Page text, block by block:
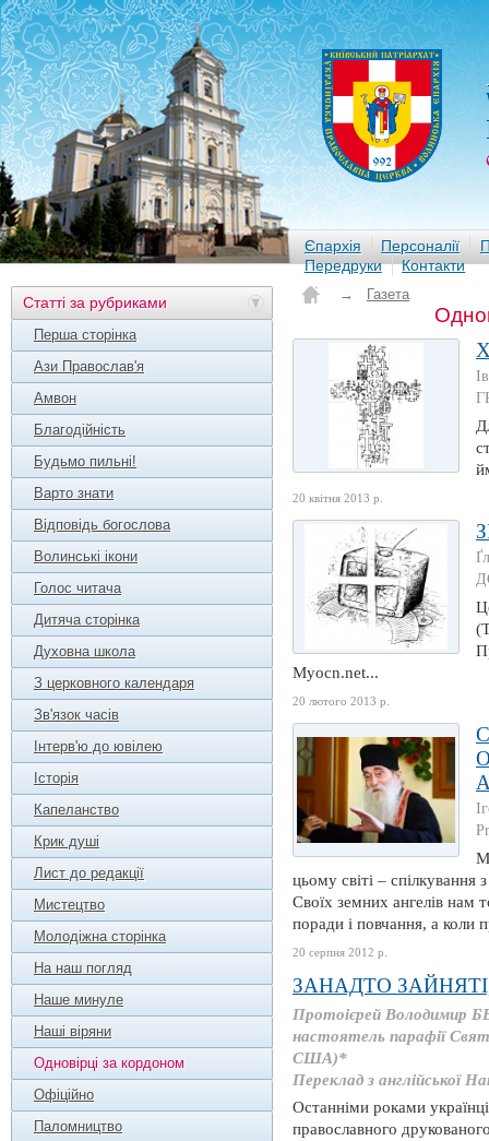
Єпархія Персоналії
Передруки
Контакти
Статті за рубриками
Перша сторінка
Ази Православ'я
Амвон
Благодійність
Будьмо пильні!
Варто знати
Відповідь богослова
Волинські ікони
Голос читача
Дитяча сторінка
Духовна школа
З церковного календаря
Зв'язок часів
Інтерв'ю до ювілею
Історія
Капеланство
Крик душі
Лист до редакції
Мистецтво
Молодіжна сторінка
На наш погляд
Наше минуле
Наші віряни
Одновірці за кордоном
Офіційно
Паломництво
→ Газета
20 квітня 2013 р.
Myocn.net...
20 лютого 2013 р.
цьому світі –
Своїх земних ангелів нам
поради і повчання, а коли
20 серпня 2012 р.
ЗАНАДТО
Протоієрей Володимир
настоятель парафії
США)*
Переклад з
Останніми роками
православного